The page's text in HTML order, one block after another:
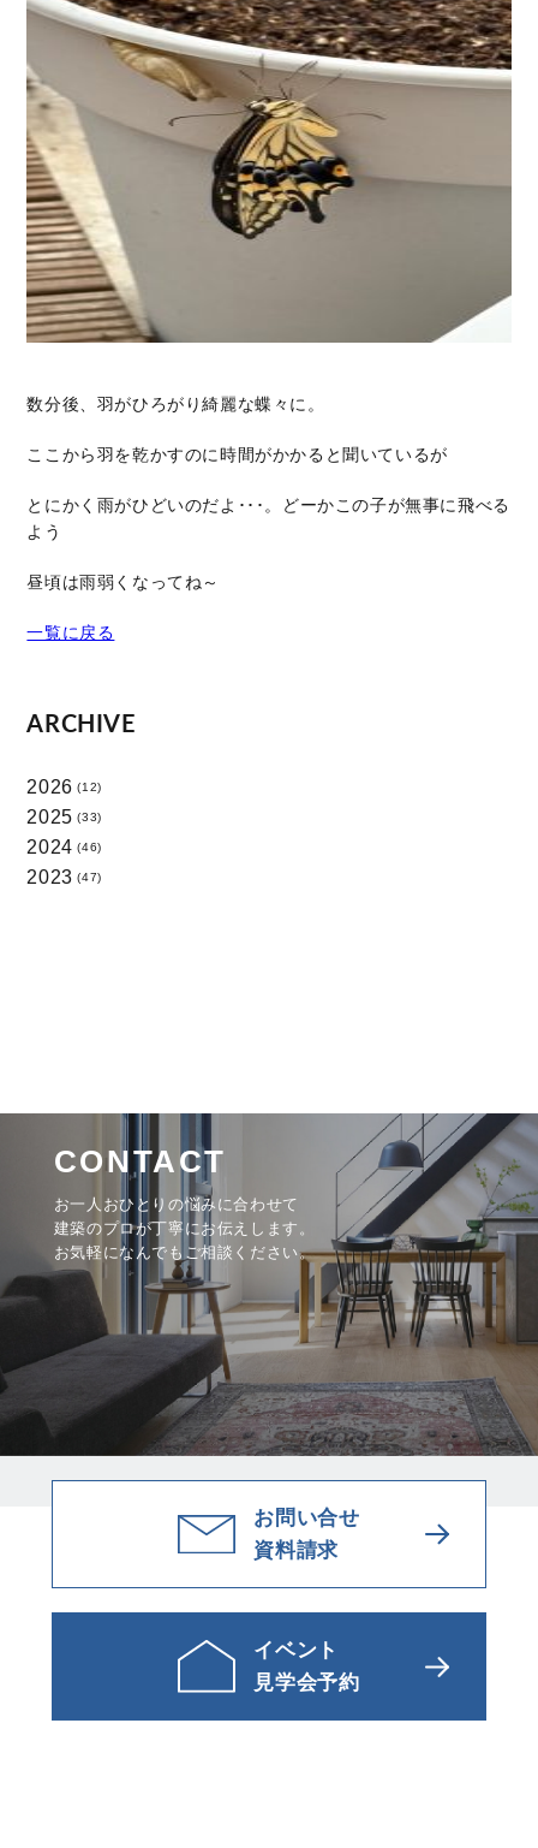
数分後、羽がひろがり綺麗な蝶々に。
ここから羽を乾かすのに時間がかかると聞いているが
とにかく雨がひどいのだよ･･･。どーかこの子が無事に飛べる
よう
昼頃は雨弱くなってね～
一覧に戻る
ARCHIVE
2026 (12)
2025 (33)
2024 (46)
2023 (47)
CONTACT
お一人おひとりの悩みに合わせて
建築のプロが丁寧にお伝えします。
お気軽になんでもご相談ください。
お問い合せ
資料請求
イベント
見学会予約